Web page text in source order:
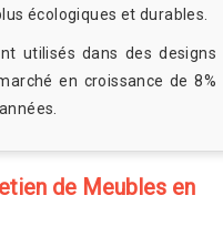
écologiques et durables.
utilisés dans des designs
en croissance de 8%
de Meubles en